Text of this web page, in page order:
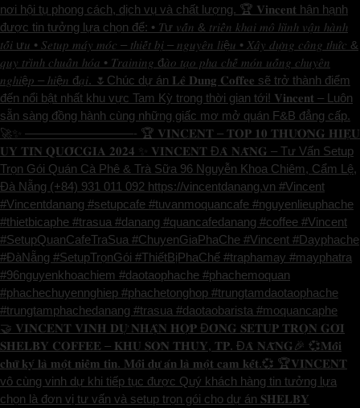
nơi hội tụ phong cách, dịch vụ và chất lượng. 🏆 𝐕𝐢𝐧𝐜𝐞𝐧𝐭 hân hạnh
được tin tưởng lựa chọn để: • 𝑇ư 𝑣𝑎̂́𝑛 & 𝑡𝑟𝑖𝑒̂̉𝑛 𝑘ℎ𝑎𝑖 𝑚𝑜̂ ℎ𝑖̀𝑛ℎ 𝑣𝑎̣̂𝑛 ℎ𝑎̀𝑛ℎ
𝑡𝑜̂́𝑖 ư𝑢 • 𝑆𝑒𝑡𝑢𝑝 𝑚𝑎́𝑦 𝑚𝑜́𝑐 – 𝑡ℎ𝑖𝑒̂́𝑡 𝑏𝑖̣ – 𝑛𝑔𝑢𝑦𝑒̂𝑛 𝑙𝑖ệ𝑢 • 𝑋𝑎̂𝑦 𝑑𝑢̛̣𝑛𝑔 𝑐𝑜̂𝑛𝑔 𝑡ℎ𝑢̛́𝑐 &
𝑞𝑢𝑦 𝑡𝑟𝑖̀𝑛ℎ 𝑐ℎ𝑢𝑎̂̉𝑛 ℎ𝑜́𝑎 • 𝑇𝑟𝑎𝑖𝑛𝑖𝑛𝑔 đ𝑎̀𝑜 𝑡𝑎̣𝑜 𝑝ℎ𝑎 𝑐ℎ𝑒̂́ 𝑚𝑜́𝑛 𝑢𝑜̂́𝑛𝑔 𝑐ℎ𝑢𝑦𝑒̂𝑛
𝑛𝑔ℎ𝑖ệ𝑝 – ℎ𝑖ệ𝑛 đ𝑎̣𝑖. 🌷Chúc dự án 𝐋𝐞̂ 𝐃𝐮𝐧𝐠 𝐂𝐨𝐟𝐟𝐞𝐞 sẽ trở thành điểm
đến nổi bật nhất khu vực Tam Kỳ trong thời gian tới! 𝐕𝐢𝐧𝐜𝐞𝐧𝐭 – Luôn
sẵn sàng đồng hành cùng những giấc mơ mở quán F&B đẳng cấp.
🚀✨ —————————- 🏆 𝐕𝐈𝐍𝐂𝐄𝐍𝐓 – 𝐓𝐎𝐏 𝟏𝟎 𝐓𝐇𝐔̛𝐎̛𝐍𝐆 𝐇𝐈𝐄̣̂𝐔
𝐔𝐘 𝐓𝐈́𝐍 𝐐𝐔𝐎̂́𝐂𝐆𝐈𝐀 𝟐𝟎𝟐𝟒 ✨ 𝐕𝐈𝐍𝐂𝐄𝐍𝐓 Đ𝐀̀ 𝐍𝐀̆̃𝐍𝐆 – Tư Vấn Setup
Trọn Gói Quán Cà Phê & Trà Sữa 96 Nguyễn Khoa Chiêm, Cẩm Lệ,
Đà Nẵng (+84) 931 011 092 https://vincentdanang.vn #Vincent
#Vincentdanang #setupcafe #tuvanmoquancafe #nguyenlieuphache
#thietbicaphe #trasua #danang #quancafedanang #coffee #Vincent
#SetupQuanCafeTraSua #ChuyenGiaPhaChe #Vincent #Dayphache
#ĐàNẵng #SetupTrọnGói #ThiếtBịPhaChế #traphamay #mayphatra
#96nguyenkhoachiem #daotaophache #phachemoquan
#phachechuyennghiep #phachetonghop #trungtamdaotaophache
#trungtamphachedanang #trasua #daotaobarista #moquancaphe
🤝 𝐕𝐈𝐍𝐂𝐄𝐍𝐓 𝐕𝐈𝐍𝐇 𝐃𝐔̛̣ 𝐍𝐇𝐀̣̂𝐍 𝐇𝐎̛̣𝐏 Đ𝐎̂̀𝐍𝐆 𝐒𝐄𝐓𝐔𝐏 𝐓𝐑𝐎̣𝐍 𝐆𝐎́𝐈
𝐒𝐇𝐄𝐋𝐁𝐘 𝐂𝐎𝐅𝐅𝐄𝐄 – 𝐊𝐇𝐔 𝐒𝐎̛𝐍 𝐓𝐇𝐔̉𝐘, 𝐓𝐏. Đ𝐀̀ 𝐍𝐀̆̃𝐍𝐆🎉 💞𝐌𝐨̂̃𝐢
𝐜𝐡𝐮̛̃ 𝐤𝐲́ 𝐥𝐚̀ 𝐦𝐨̣̂𝐭 𝐧𝐢𝐞̂̀𝐦 𝐭𝐢𝐧. 𝐌𝐨̂̃𝐢 𝐝𝐮̛̣ 𝐚́𝐧 𝐥𝐚̀ 𝐦𝐨̣̂𝐭 𝐜𝐚𝐦 𝐤𝐞̂́𝐭.💞 🏆𝐕𝐈𝐍𝐂𝐄𝐍𝐓
vô cùng vinh dự khi tiếp tục được Quý khách hàng tin tưởng lựa
chọn là đơn vị tư vấn và setup trọn gói cho dự án 𝐒𝐇𝐄𝐋𝐁𝐘